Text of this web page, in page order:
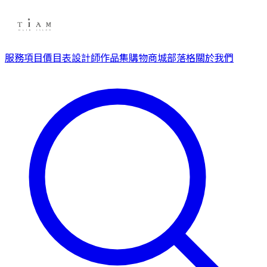
服務項目價目表設計師作品集購物商城部落格關於我們